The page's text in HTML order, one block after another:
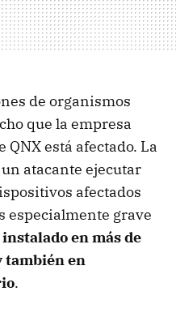
de organismos
que la empresa
está afectado. La
atacante ejecutar
afectados
especialmente grave
en más de
también en
.